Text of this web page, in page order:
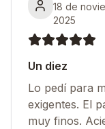
18 de
2025
Un diez
Lo pedí para
exigentes. El
muy finos.